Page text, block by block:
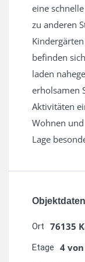
eine
zu anderen
befinden
laden
erholsamen
Aktivitäten
Wohnen
Lage
Objektdaten
Ort 76135
Etage 4 von